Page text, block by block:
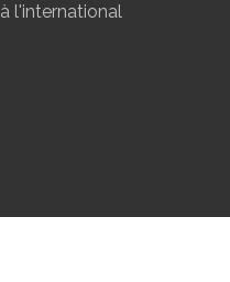
à l'international